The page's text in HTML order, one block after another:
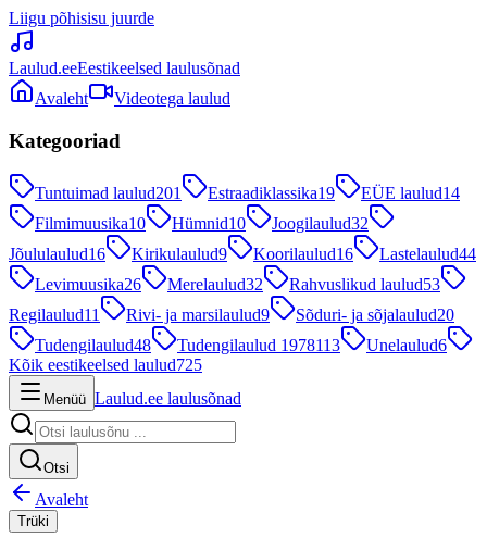
Liigu põhisisu juurde
Laulud.eeEestikeelsed laulusõnad
Avaleht
Videotega laulud
Kategooriad
Tuntuimad laulud201 Estraadiklassika19 EÜE laulud14
Filmimuusika10 Hümnid10 Joogilaulud32
Jõululaulud16 Kirikulaulud9 Koorilaulud16 Lastelaulud44
Levimuusika26 Merelaulud32 Rahvuslikud laulud53
Regilaulud11 Rivi- ja marsilaulud9 Sõduri- ja sõjalaulud20
Tudengilaulud48 Tudengilaulud 1978113 Unelaulud6
Kõik eestikeelsed laulud725
Menüü Laulud.ee laulusõnad
Otsi
Avaleht
Trüki